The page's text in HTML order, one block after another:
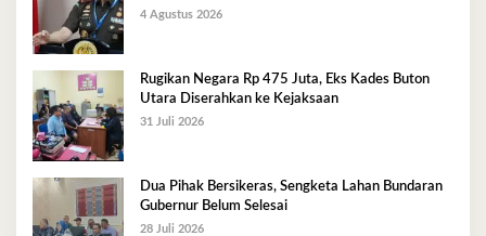
4 Agustus 2026
Rugikan Negara Rp 475 Juta, Eks Kades Buton
Utara Diserahkan ke Kejaksaan
31 Juli 2026
Dua Pihak Bersikeras, Sengketa Lahan Bundaran
Gubernur Belum Selesai
28 Juli 2026